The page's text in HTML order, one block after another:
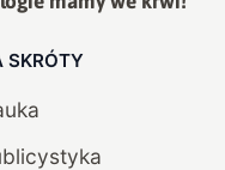
SKRÓTY